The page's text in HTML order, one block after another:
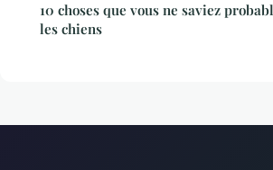
10 choses que vous ne saviez
les chiens